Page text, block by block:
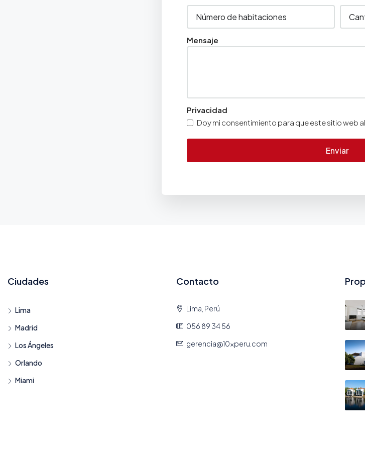
Mensaje
Privacidad
Doy mi consentimiento para que este sitio web
Enviar
Ciudades
Lima
Madrid
Los Ángeles
Orlando
Miami
Contacto
Lima, Perú
056 89 34 56
gerencia@10xperu.com